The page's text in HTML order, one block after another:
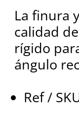
La finura
calidad
rígido
ángulo
Ref /